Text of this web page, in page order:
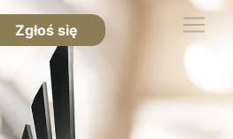
Zgłoś się